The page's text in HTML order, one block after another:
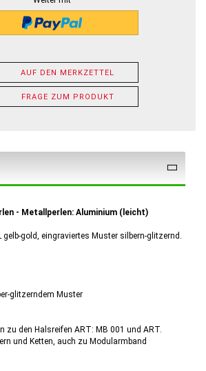
AUF DEN MERKZETTEL
FRAGE ZUM PRODUKT
- Metallperlen: Aluminium (leicht)
gelb-gold, eingraviertes Muster silbern-glitzernd.
glitzerndem Muster
zu den Halsreifen ART: MB 001 und ART.
und Ketten, auch zu Modularmband